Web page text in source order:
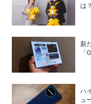
は
新
ハ
ュ